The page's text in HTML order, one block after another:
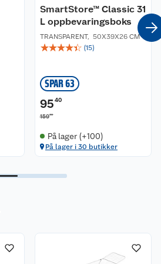
SmartStore™ Classic 31
L oppbevaringsboks
TRANSPARENT, 50X39X26 CM
☆☆☆☆☆ (15)
SPAR 63
95 40
15900
På lager (+100)
På lager i 30 butikker